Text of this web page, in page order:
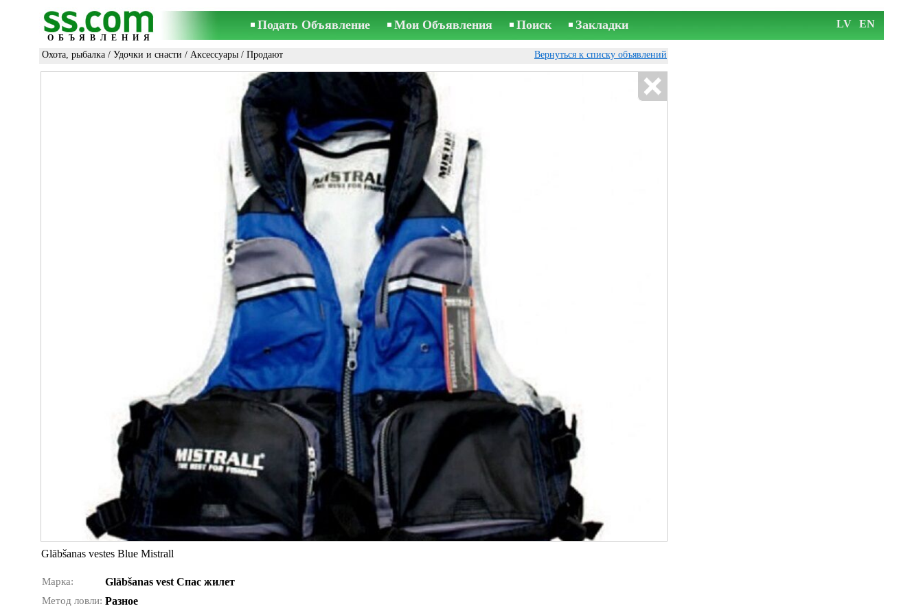
ОБЪЯВЛЕНИЯ
Подать Объявление Мои Объявления Поиск Закладки LV EN
Охота, рыбалка / Удочки и снасти / Аксессуары / Продают Вернуться к списку объявлений
Glābšanas vestes Blue Mistrall
Марка: Glābšanas vest Спас жилет
Метод ловли: Разное